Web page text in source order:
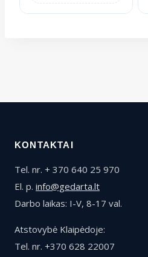
KONTAKTAI
Tel. nr. + 370 640 25 970
El. p. info@gedarta.lt
Darbo laikas: I-V, 8-17 val.
Atstovybė Klaipėdoje:
Tel. nr. +370 628 22007